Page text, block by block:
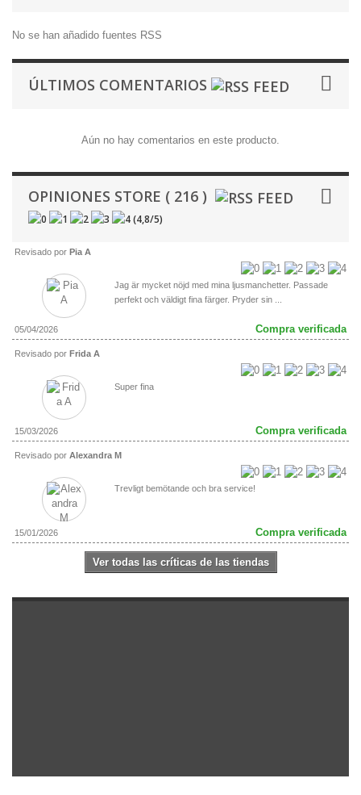
No se han añadido fuentes RSS
ÚLTIMOS COMENTARIOS
Aún no hay comentarios en este producto.
OPINIONES STORE ( 216 )
(4,8/5)
Revisado por Pia A
Jag är mycket nöjd med mina ljusmanchetter. Passade
perfekt och väldigt fina färger. Pryder sin ...
05/04/2026 Compra verificada
Revisado por Frida A
Super fina
15/03/2026 Compra verificada
Revisado por Alexandra M
Trevligt bemötande och bra service!
15/01/2026 Compra verificada
Ver todas las críticas de las tiendas